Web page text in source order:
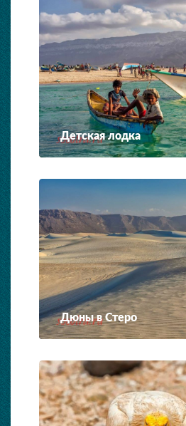
Детская лодка
Дюны в Стеро